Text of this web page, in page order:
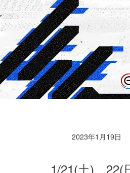
2023年1月19日
1/21(土)、22(